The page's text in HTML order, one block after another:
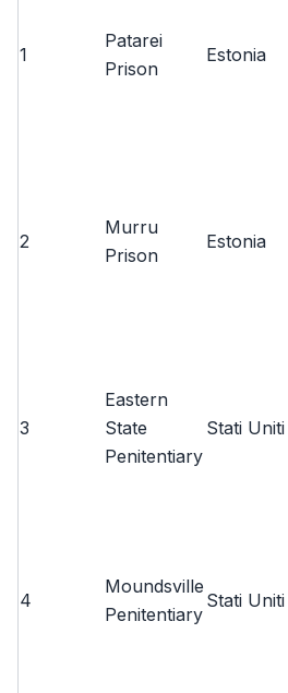
1
Patarei
Prison
Estonia
2
Murru
Prison
Estonia
3
Eastern
State
Penitentiary
Stati Uniti
4
Moundsville
Penitentiary
Stati Uniti